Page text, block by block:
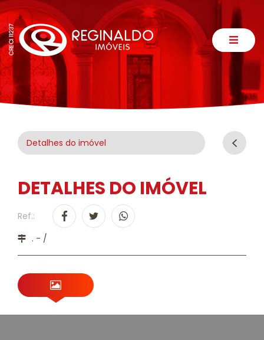
Detalhes do imóvel
DETALHES DO IMÓVEL
Ref.:
. - /